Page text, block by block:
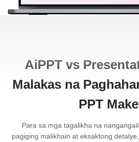
AiPPT vs
Malakas na
PPT
Para sa mga tagalikha na
pagiging malikhain at eksaktong